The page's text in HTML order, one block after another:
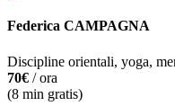
Federica CAMPAGNA
Discipline orientali, yoga,
70€ / ora
(8 min gratis)